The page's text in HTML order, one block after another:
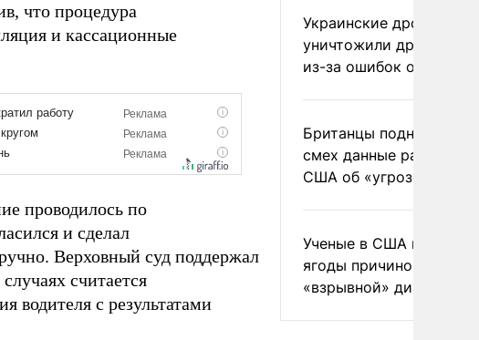
что процедура
и кассационные
проводилось по
и сделал
Верховный суд поддержал
считается
водителя с результатами
Украинские дроны
уничтожили друг друга
из-за ошибок
Британцы подняли на
смех данные разведки
США об «угрозе
Ученые в США назвали
ягоды причиной
«взрывной» диареи